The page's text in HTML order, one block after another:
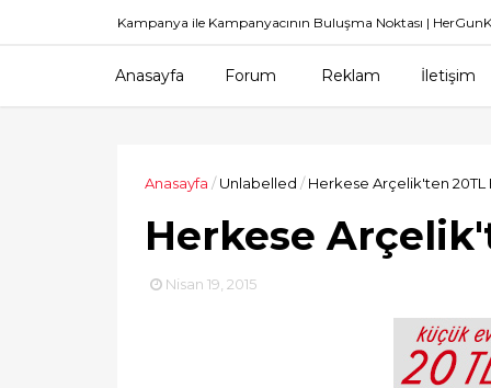
Kampanya ile Kampanyacının Buluşma Noktası |
Anasayfa Forum Reklam İletişim
Anasayfa /Unlabelled / Herkese Arçelik'ten 20TL
Herkese
Nisan 19, 2015